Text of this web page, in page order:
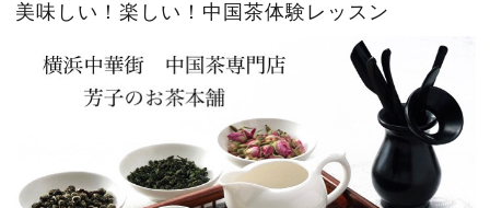
美味しい！楽しい！中国茶体験レッスン